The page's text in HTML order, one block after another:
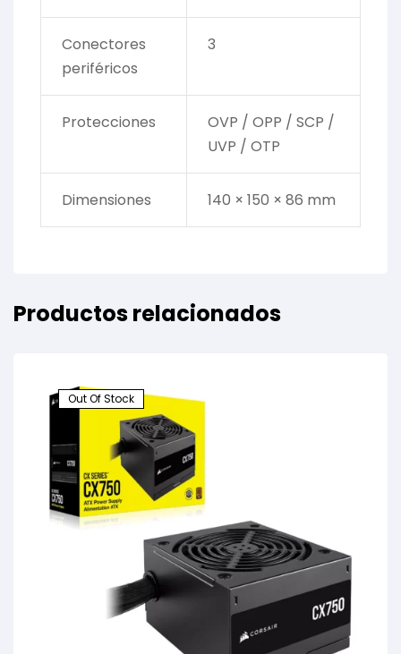
Conectores
periféricos
3
Protecciones
OVP / OPP / SCP /
UVP / OTP
Dimensiones 140 × 150 × 86 mm
Productos relacionados
Out Of Stock